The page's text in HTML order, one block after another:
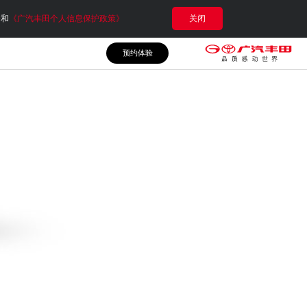
《广汽丰田个人信息保护政策》 关闭
预约体验